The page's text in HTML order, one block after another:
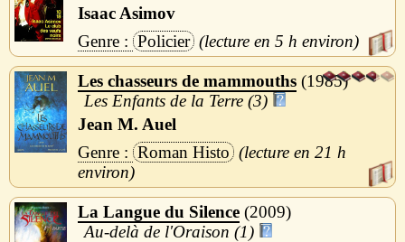
Isaac Asimov
Policier
5 h
Les chasseurs de mammouths 1985
Les Enfants de la Terre (3)
Jean M. Auel
Roman Histo
21 h
La Langue du Silence 2009
Au-delà de l'Oraison (1)